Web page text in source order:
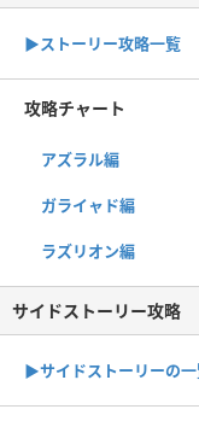
▶︎ストーリー攻略一覧
攻略チャート
アズラル編
ガライャド編
ラズリオン編
サイドストーリー攻略
▶サイドストーリーの